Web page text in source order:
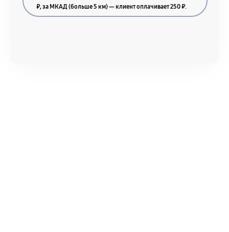
₽, за МКАД (больше 5 км) — клиент оплачивает 250 ₽.